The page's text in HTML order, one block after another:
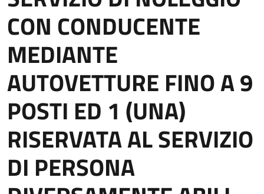
CON CONDUCENTE
MEDIANTE
AUTOVETTURE FINO A 9
POSTI ED 1 (UNA)
RISERVATA AL SERVIZIO
DI PERSONA